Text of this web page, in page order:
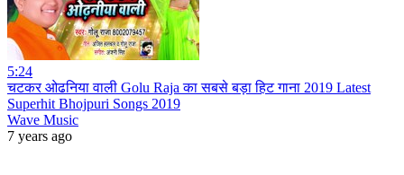
5:24
चटकर ओढनिया वाली Golu Raja का सबसे बड़ा हिट गाना 2019 Latest
Superhit Bhojpuri Songs 2019
Wave Music
7 years ago